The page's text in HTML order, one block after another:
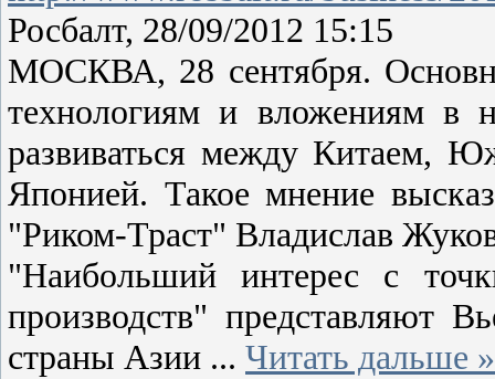
Росбалт, 28/09/2012 15:15
МОСКВА, 28 сентября.
технологиям и вложениям в
развиваться между Китаем,
Японией. Такое мнение
"Риком-Траст" Владислав
"Наибольший интерес с
производств" представляют
страны Азии ... Читать дальше »